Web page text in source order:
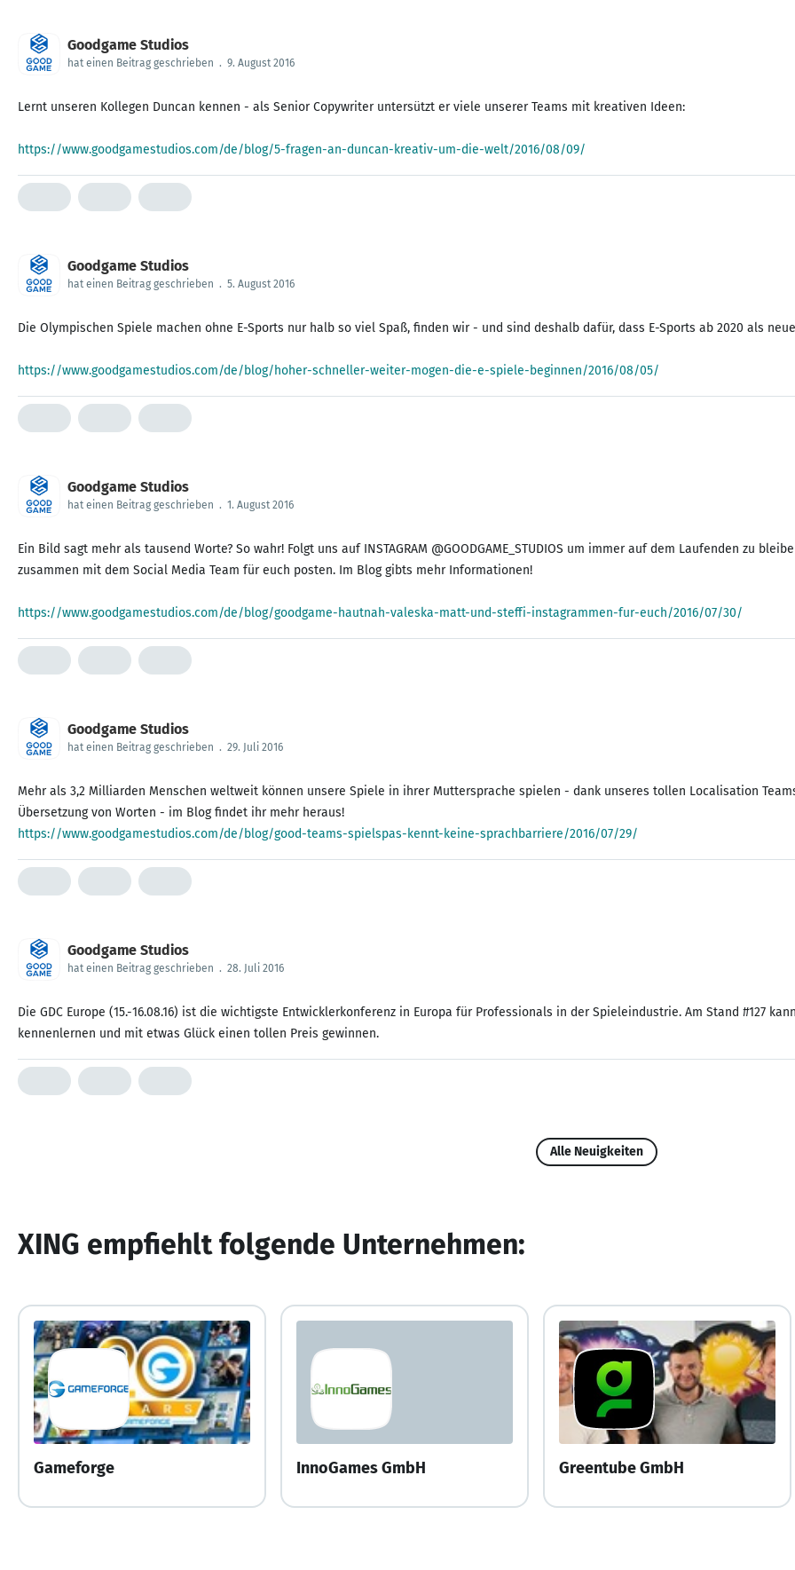
Goodgame Studios
hat einen Beitrag geschrieben . 9. August 2016
Lernt unseren Kollegen Duncan kennen - als Senior Copywriter untersützt er viele unserer Teams mit kreativen Ideen:
https://www.goodgamestudios.com/de/blog/5-fragen-an-duncan-kreativ-um-die-welt/2016/08/09/
Goodgame Studios
hat einen Beitrag geschrieben . 5. August 2016
Die Olympischen Spiele machen ohne E-Sports nur halb so viel Spaß, finden wir - und sind deshalb dafür, dass E-Sports ab 2020 als
https://www.goodgamestudios.com/de/blog/hoher-schneller-weiter-mogen-die-e-spiele-beginnen/2016/08/05/
Goodgame Studios
hat einen Beitrag geschrieben . 1. August 2016
Ein Bild sagt mehr als tausend Worte? So wahr! Folgt uns auf INSTAGRAM @GOODGAME_STUDIOS um immer auf dem Laufenden zu
zusammen mit dem Social Media Team für euch posten. Im Blog gibts mehr Informationen!
https://www.goodgamestudios.com/de/blog/goodgame-hautnah-valeska-matt-und-steffi-instagrammen-fur-euch/2016/07/30/
Goodgame Studios
hat einen Beitrag geschrieben . 29. Juli 2016
Mehr als 3,2 Milliarden Menschen weltweit können unsere Spiele in ihrer Muttersprache spielen - dank unseres tollen Localisation
https://www.goodgamestudios.com/de/blog/good-teams-spielspas-kennt-keine-sprachbarriere/2016/07/29/
Goodgame Studios
hat einen Beitrag geschrieben . 28. Juli 2016
Die GDC Europe (15.-16.08.16) ist die wichtigste Entwicklerkonferenz in Europa für Professionals in der Spieleindustrie. Am Stand #127
kennenlernen und mit etwas Glück einen tollen Preis gewinnen.
Alle Neuigkeiten
XING empfiehlt folgende Unternehmen:
Gameforge InnoGames GmbH Greentube GmbH